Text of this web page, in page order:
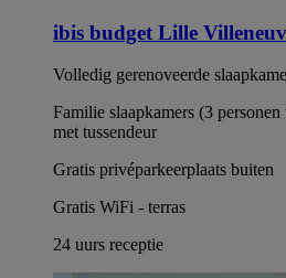
ibis budget Lille
Volledig gerenoveerde
Familie slaapkamers (3
met tussendeur
Gratis privéparkeerplaats buiten
Gratis WiFi - terras
24 uurs receptie